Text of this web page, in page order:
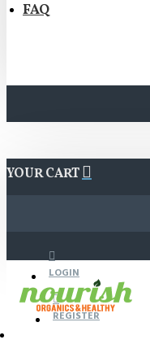
FAQ
YOUR CART
LOGIN
REGISTER